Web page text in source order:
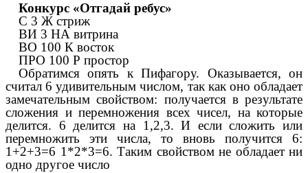
Конкурс «Отгадай ребус»
C 3 Ж стриж
ВИ 3 НА витрина
ВО 100 К восток
ПРО 100 Р простор
Обратимся опять к Пифагору. Оказывается, он
считал 6 удивительным числом, так как оно обладает
замечательным свойством: получается в результате
сложения и перемножения всех чисел, на которые
делится. 6 делится на 1,2,3. И если сложить или
перемножить эти числа, то вновь получится 6:
1+2+3=6 1*2*3=6. Таким свойством не обладает ни
одно другое число